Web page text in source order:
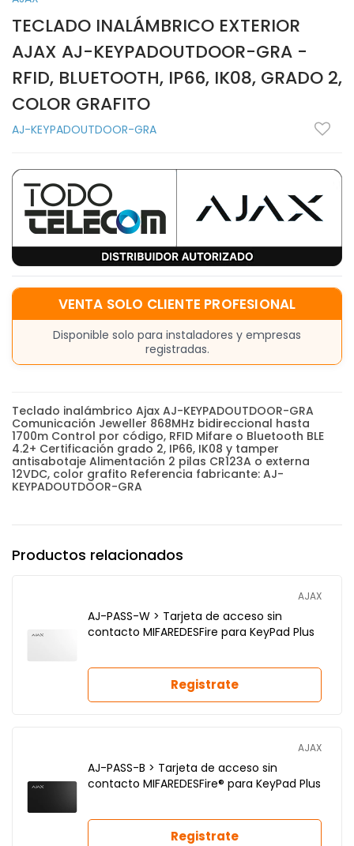
TECLADO INALÁMBRICO EXTERIOR
AJAX AJ-KEYPADOUTDOOR-GRA -
RFID, BLUETOOTH, IP66, IK08, GRADO 2,
COLOR GRAFITO
AJ-KEYPADOUTDOOR-GRA
VENTA SOLO CLIENTE PROFESIONAL
Disponible solo para instaladores y empresas
registradas.
Teclado inalámbrico Ajax AJ-KEYPADOUTDOOR-GRA
Comunicación Jeweller 868MHz bidireccional hasta
1700m Control por código, RFID Mifare o Bluetooth BLE
4.2+ Certificación grado 2, IP66, IK08 y tamper
antisabotaje Alimentación 2 pilas CR123A o externa
12VDC, color grafito Referencia fabricante: AJ-
KEYPADOUTDOOR-GRA
Productos relacionados
AJAX
AJ-PASS-W > Tarjeta de acceso sin
contacto MIFAREDESFire para KeyPad Plus
Registrate
AJAX
AJ-PASS-B > Tarjeta de acceso sin
contacto MIFAREDESFire® para KeyPad Plus
Registrate